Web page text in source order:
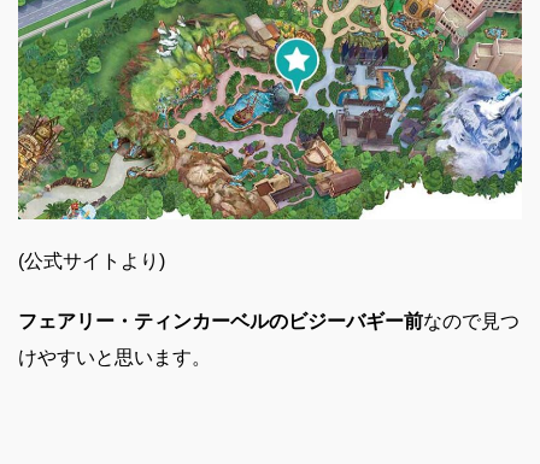
(公式サイトより)
フェアリー・ティンカーベルのビジーバギー前なので見つ
けやすいと思います。